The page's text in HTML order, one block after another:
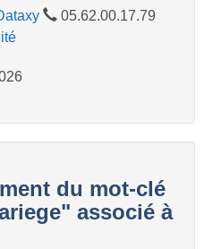
05.62.00.17.79
du mot-clé
associé à